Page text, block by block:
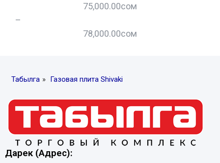
75,000.00сом
–
78,000.00сом
Табылга » Газовая плита Shivaki
Дарек (Адрес):